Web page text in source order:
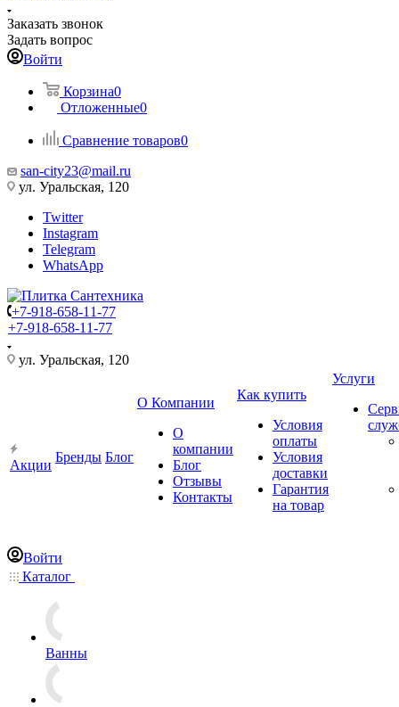
Заказать звонок
Задать вопрос
Войти
Корзина0
Отложенные0
Сравнение товаров0
san-city23@mail.ru
ул. Уральская, 120
Twitter
Instagram
Telegram
WhatsApp
+7-918-658-11-77
+7-918-658-11-77
ул. Уральская, 120
Акции
Бренды Блог
О Компании
О
компании
Блог
Отзывы
Контакты
Как купить
Условия
оплаты
Условия
доставки
Гарантия
на товар
Услуги
Войти
Каталог
Ванны